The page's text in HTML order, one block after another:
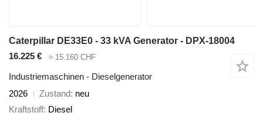
Caterpillar DE33E0 - 33 kVA Generator - DPX-18004
16.225 €
≈ 15.160 CHF
Industriemaschinen - Dieselgenerator
2026
Zustand neu
Kraftstoff Diesel